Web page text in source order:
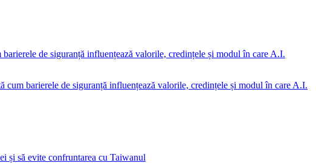
barierele de siguranță influențează valorile, credințele și modul în care A.I.